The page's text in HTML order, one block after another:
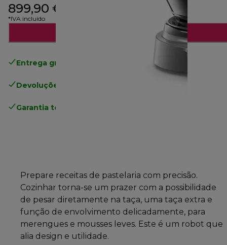
899,90 €
*IVA incluído
Adicionar ao carrinho
Entrega gratuita padrão superior a 49€
Devoluções gratuitas
Garantia total
Prepare receitas de pastelaria com precisão.
Cozinhar torna-se um prazer com a possibilidade
de pesar diretamente na taça, uma taça extra e
função de envolvimento delicadamente, para
merengues e mousses leves. Este é um robot que
alia design e utilidade.